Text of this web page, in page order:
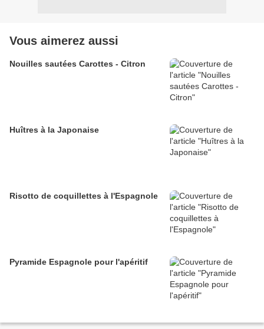
Vous aimerez aussi
Nouilles sautées Carottes - Citron
Huîtres à la Japonaise
Risotto de coquillettes à l'Espagnole
Pyramide Espagnole pour l'apéritif